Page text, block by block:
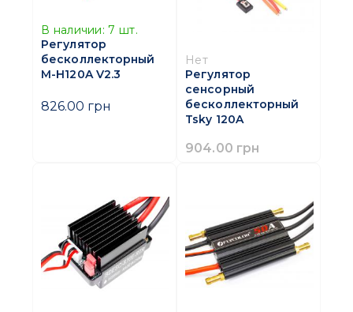
В наличии: 7 шт.
Регулятор
бесколлекторный
M-H120A V2.3
826.00 грн
Нет
Регулятор
сенсорный
бесколлекторный
Tsky 120A
904.00 грн